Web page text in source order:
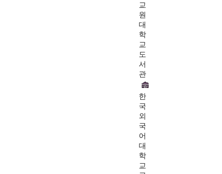
교
원
대
학
교
도
서
관
한
국
외
국
어
대
학
교